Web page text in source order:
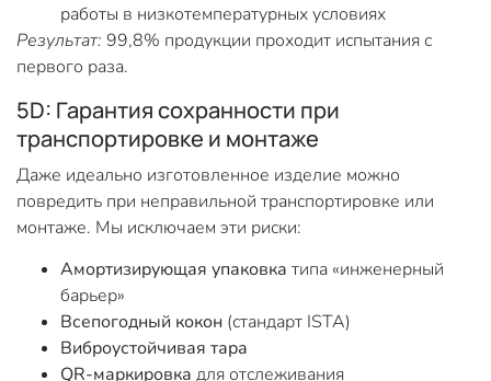
работы в низкотемпературных условиях
Результат: 99,8% продукции проходит испытания с
первого раза.
5D: Гарантия сохранности при
транспортировке и монтаже
Даже идеально изготовленное изделие можно
повредить при неправильной транспортировке или
монтаже. Мы исключаем эти риски:
Амортизирующая упаковка типа «инженерный
барьер»
Всепогодный кокон (стандарт ISTA)
Виброустойчивая тара
QR-маркировка для отслеживания